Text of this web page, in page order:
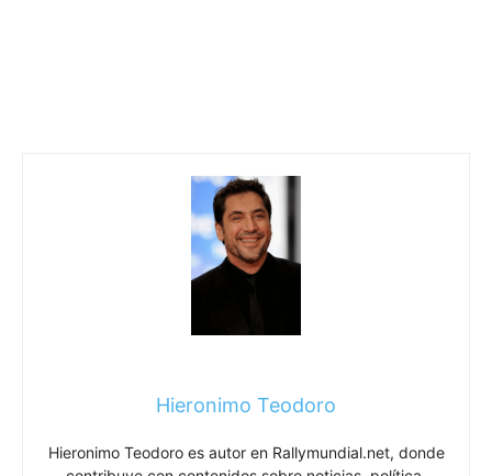
Hieronimo Teodoro
Hieronimo Teodoro es autor en Rallymundial.net, donde